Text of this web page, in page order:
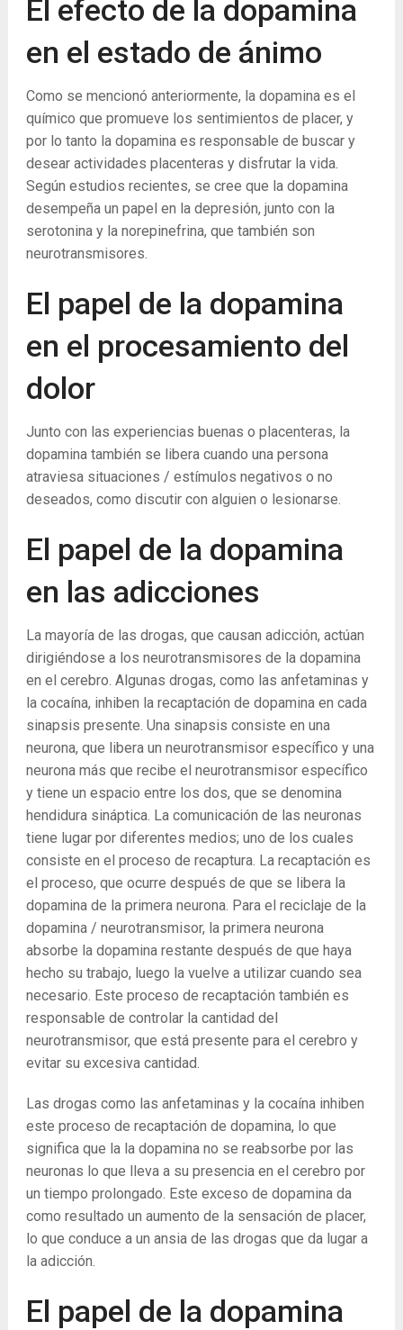
El efecto de la dopamina
en el estado de ánimo
Como se mencionó anteriormente, la dopamina es el
químico que promueve los sentimientos de placer, y
por lo tanto la dopamina es responsable de buscar y
desear actividades placenteras y disfrutar la vida.
Según estudios recientes, se cree que la dopamina
desempeña un papel en la depresión, junto con la
serotonina y la norepinefrina, que también son
neurotransmisores.
El papel de la dopamina
en el procesamiento del
dolor
Junto con las experiencias buenas o placenteras, la
dopamina también se libera cuando una persona
atraviesa situaciones / estímulos negativos o no
deseados, como discutir con alguien o lesionarse.
El papel de la dopamina
en las adicciones
La mayoría de las drogas, que causan adicción, actúan
dirigiéndose a los neurotransmisores de la dopamina
en el cerebro. Algunas drogas, como las anfetaminas y
la cocaína, inhiben la recaptación de dopamina en cada
sinapsis presente. Una sinapsis consiste en una
neurona, que libera un neurotransmisor específico y una
neurona más que recibe el neurotransmisor específico
y tiene un espacio entre los dos, que se denomina
hendidura sináptica. La comunicación de las neuronas
tiene lugar por diferentes medios; uno de los cuales
consiste en el proceso de recaptura. La recaptación es
el proceso, que ocurre después de que se libera la
dopamina de la primera neurona. Para el reciclaje de la
dopamina / neurotransmisor, la primera neurona
absorbe la dopamina restante después de que haya
hecho su trabajo, luego la vuelve a utilizar cuando sea
necesario. Este proceso de recaptación también es
responsable de controlar la cantidad del
neurotransmisor, que está presente para el cerebro y
evitar su excesiva cantidad.
Las drogas como las anfetaminas y la cocaína inhiben
este proceso de recaptación de dopamina, lo que
significa que la la dopamina no se reabsorbe por las
neuronas lo que lleva a su presencia en el cerebro por
un tiempo prolongado. Este exceso de dopamina da
como resultado un aumento de la sensación de placer,
lo que conduce a un ansia de las drogas que da lugar a
la adicción.
El papel de la dopamina